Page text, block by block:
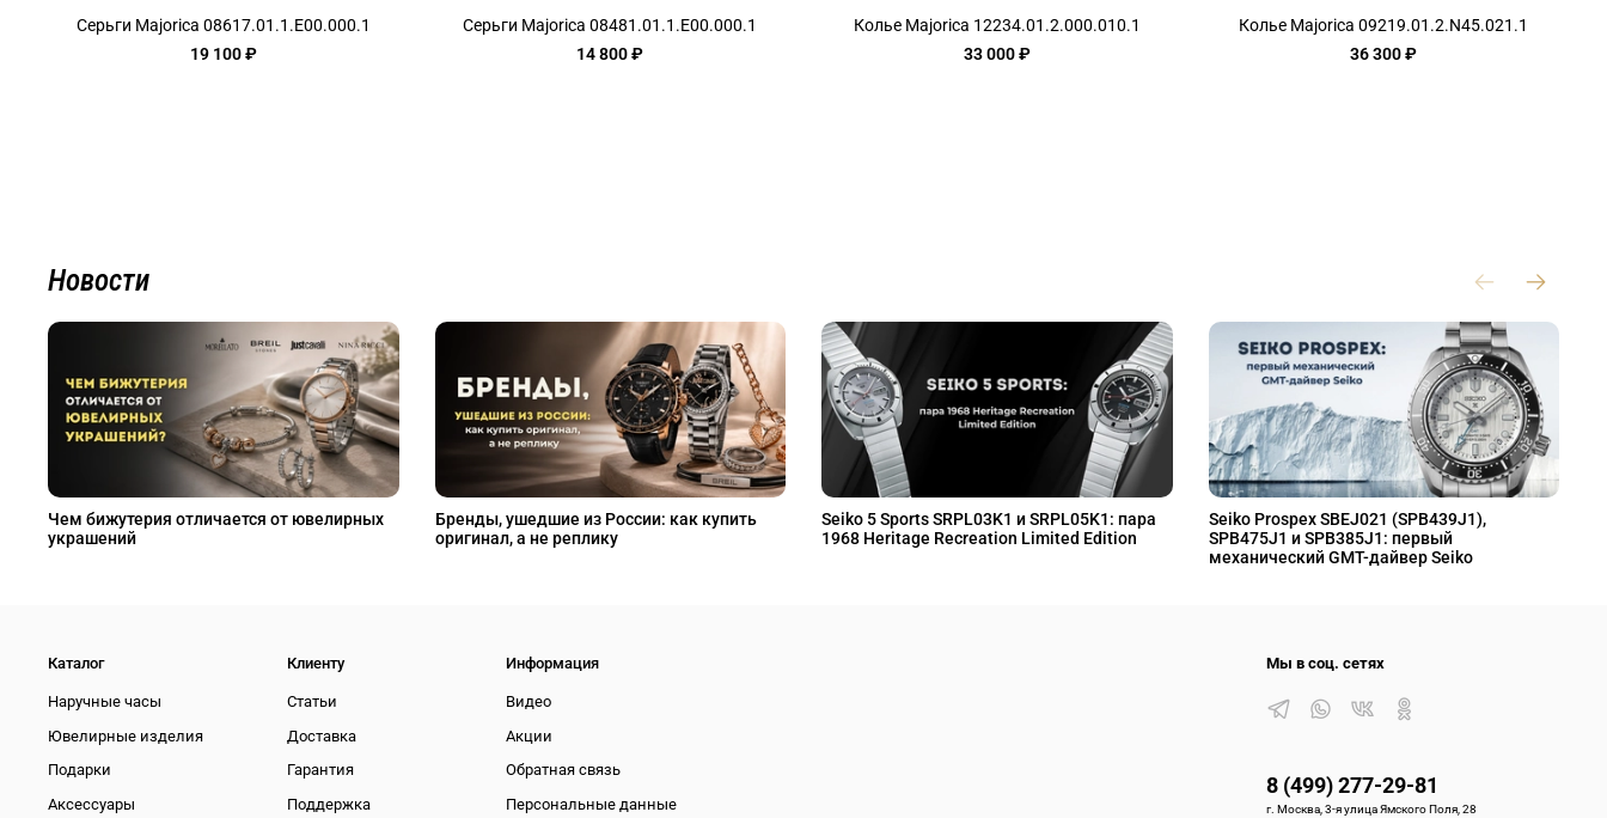
Серьги Majorica 08617.01.1.E00.000.1
19 100 ₽
Серьги Majorica 08481.01.1.E00.000.1
14 800 ₽
Колье Majorica 12234.01.2.000.010.1
33 000 ₽
Колье Majorica 09219.01.2.N45.021.1
36 300 ₽
Новости
Чем бижутерия отличается от ювелирных
украшений
Бренды, ушедшие из России: как купить
оригинал, а не реплику
Seiko 5 Sports SRPL03K1 и SRPL05K1: пара
1968 Heritage Recreation Limited Edition
Seiko Prospex SBEJ021 (SPB439J1),
SPB475J1 и SPB385J1: первый
механический GMT-дайвер Seiko
Каталог
Наручные часы
Ювелирные изделия
Подарки
Аксессуары
Клиенту
Статьи
Доставка
Гарантия
Поддержка
Информация
Видео
Акции
Обратная связь
Персональные данные
Мы в соц. сетях
8 (499) 277-29-81
г. Москва, 3-я улица Ямского Поля, 28